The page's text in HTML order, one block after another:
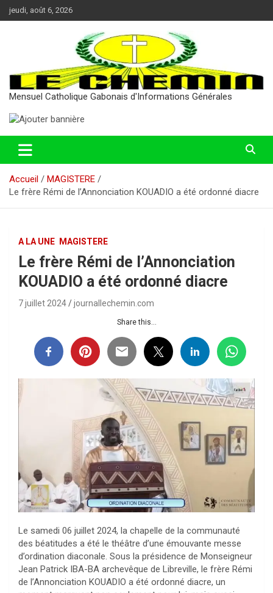
Aller
au
jeudi, août 6, 2026
Mensuel Catholique Gabonais d'Informations Générales
Accueil
MAGISTERE
Le frère Rémi de l’Annonciation KOUADIO a été ordonné diacre
A LA UNE MAGISTERE
Le frère Rémi de l’Annonciation
KOUADIO a été ordonné diacre
7 juillet 2024 journallechemin.com
Share this...
Le samedi 06 juillet 2024, la chapelle de la communauté
des béatitudes a été le théâtre d’une émouvante messe
d’ordination diaconale. Sous la présidence de Monseigneur
Jean Patrick IBA-BA archevêque de Libreville, le frère Rémi
de l’Annonciation KOUADIO a été ordonné diacre, un